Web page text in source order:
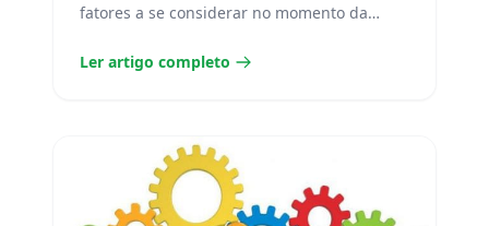
fatores a se considerar no momento da
Ler artigo completo